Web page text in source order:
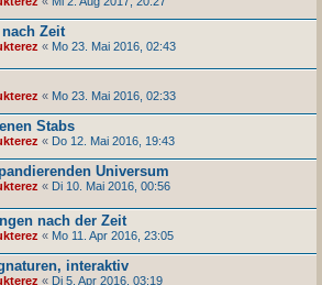
Zeit
« Mo 23. Mai 2016, 02:43
« Mo 23. Mai 2016, 02:33
Stabs
« Do 12. Mai 2016, 19:43
Universum
« Di 10. Mai 2016, 00:56
nach der Zeit
« Mo 11. Apr 2016, 23:05
interaktiv
« Di 5. Apr 2016, 03:19